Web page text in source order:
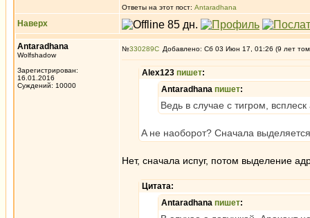
Ответы на этот пост: Antaradhana
Наверх
Antaradhana
Wolfshadow
Зарегистрирован:
16.01.2016
Суждений: 10000
№330289 Добавлено: Сб 03 Июн 17, 01:26 (9 лет
Alex123 пишет:
Antaradhana пишет:
Ведь в случае с тигром,
A не наоборот? Сначала
Нет, сначала испуг, потом выделение
Цитата:
Antaradhana пишет: